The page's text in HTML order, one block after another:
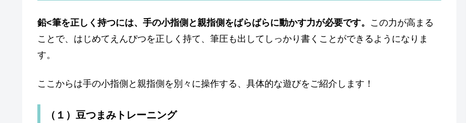
鉛<筆を正しく持つには、手の小指側と親指側をばらばらに動かす力が必要です。 この力が高まる
ことで、はじめてえんぴつを正しく持て、筆圧も出してしっかり書くことができるようになりま
す。
ここからは手の小指側と親指側を別々に操作する、具体的な遊びをご紹介します！
（１）豆つまみトレーニング